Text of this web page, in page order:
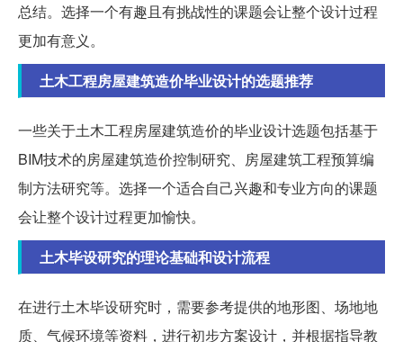
总结。选择一个有趣且有挑战性的课题会让整个设计过程
更加有意义。
土木工程房屋建筑造价毕业设计的选题推荐
一些关于土木工程房屋建筑造价的毕业设计选题包括基于
BIM技术的房屋建筑造价控制研究、房屋建筑工程预算编
制方法研究等。选择一个适合自己兴趣和专业方向的课题
会让整个设计过程更加愉快。
土木毕设研究的理论基础和设计流程
在进行土木毕设研究时，需要参考提供的地形图、场地地
质、气候环境等资料，进行初步方案设计，并根据指导教